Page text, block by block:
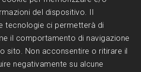
del dispositivo. Il
tecnologie ci permetterà di
il comportamento di navigazione
sito. Non acconsentire o ritirare il
negativamente su alcune